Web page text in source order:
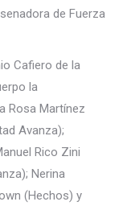
de Fuerza
Cafiero de la
la
Rosa Martínez
Avanza);
Rico Zini
Nerina
(Hechos) y